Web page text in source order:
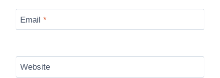
Email *
Website